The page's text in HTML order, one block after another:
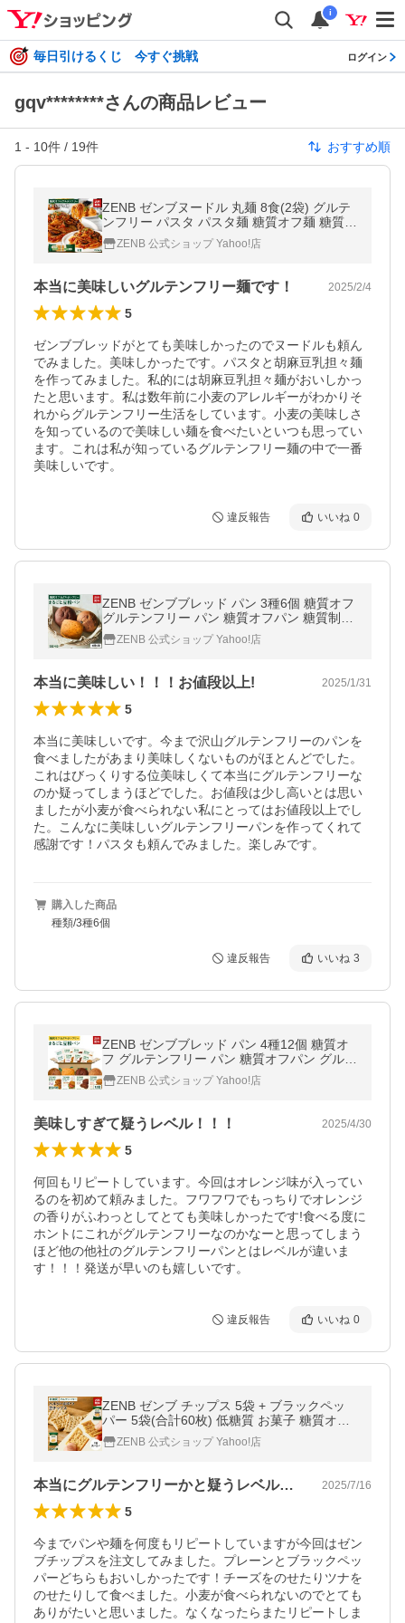
i
毎日引けるくじ 今すぐ挑戦 ログイン
gqv********さんの商品レビュー
1 - 10件 / 19件 おすすめ順
ZENB ゼンブヌードル 丸麺 8食(2袋) グルテ
ンフリー パスタ パスタ麺 糖質オフ麺 糖質
グルテンフリー食品 ラーメン そば うどん z
enbuZENB 公式ショップ Yahoo!店
本当に美味しいグルテンフリー麺です！ 2025/2/4
5
ゼンブブレッドがとても美味しかったのでヌードルも頼ん
でみました。美味しかったです。パスタと胡麻豆乳担々麺
を作ってみました。私的には胡麻豆乳担々麺がおいしかっ
たと思います。私は数年前に小麦のアレルギーがわかりそ
れからグルテンフリー生活をしています。小麦の美味しさ
を知っているので美味しい麺を食べたいといつも思ってい
ます。これは私が知っているグルテンフリー麺の中で一番
違反報告 いいね 0
ZENB ゼンブブレッド パン 3種6個 糖質オフ
グルテンフリー パン 糖質オフパン 糖質制限
グルテンフリー食品 ダイエット 時の栄養補
給に 置き換え
ZENB 公式ショップ Yahoo!店
本当に美味しい！！！お値段以上! 2025/1/31
5
本当に美味しいです。今まで沢山グルテンフリーのパンを
食べましたがあまり美味しくないものがほとんどでした。
これはびっくりする位美味しくて本当にグルテンフリーな
のか疑ってしまうほどでした。お値段は少し高いとは思い
ましたが小麦が食べられない私にとってはお値段以上でし
た。こんなに美味しいグルテンフリーパンを作ってくれて
感謝です！パスタも頼んでみました。楽しみです。
購入した商品
種類/3種6個
違反報告 いいね 3
ZENB ゼンブブレッド パン 4種12個 糖質オ
フ グルテンフリー パン 糖質オフパン グルテ
ンフリー食品 ダイエット 時の栄養補給に 置
き換え
ZENB 公式ショップ Yahoo!店
美味しすぎて疑うレベル！！！ 2025/4/30
5
何回もリピートしています。今回はオレンジ味が入ってい
るのを初めて頼みました。フワフワでもっちりでオレンジ
の香りがふわっとしてとても美味しかったです!食べる度に
ホントにこれがグルテンフリーなのかなーと思ってしまう
ほど他の他社のグルテンフリーパンとはレベルが違いま
す！！！発送が早いのも嬉しいです。
違反報告 いいね 0
ZENB ゼンブ チップス 5袋 + ブラックペッ
パー 5袋(合計60枚) 低糖質 お菓子 糖質オフ
お菓子 糖質制限 グルテンフリー クラッカー
おつまみ 間食
ZENB 公式ショップ Yahoo!店
本当にグルテンフリーかと疑うレベルです！ 2025/7/16
5
今までパンや麺を何度もリピートしていますが今回はゼン
ブチップスを注文してみました。プレーンとブラックペッ
パーどちらもおいしかったです！チーズをのせたりツナを
のせたりして食べました。小麦が食べられないのでとても
ありがたいと思いました。なくなったらまたリピートしま